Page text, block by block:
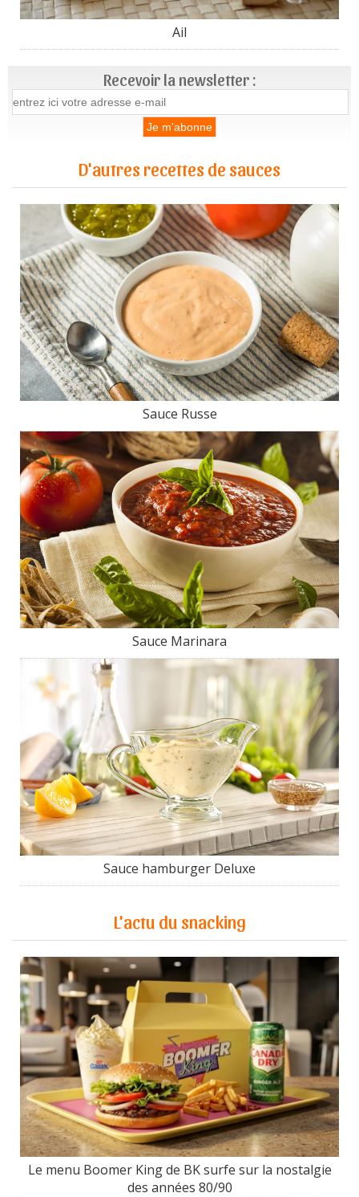
Ail
Recevoir la newsletter :
D'autres recettes de sauces
Sauce Russe
Sauce Marinara
Sauce hamburger Deluxe
L'actu du snacking
Le menu Boomer King de BK surfe sur la nostalgie
des années 80/90